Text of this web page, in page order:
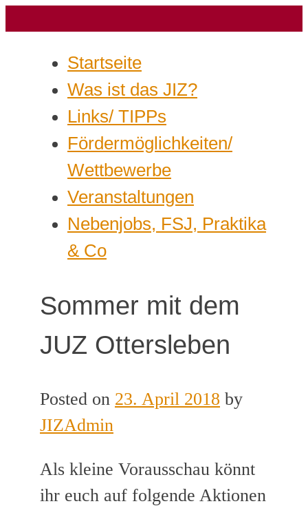
Startseite
Was ist das JIZ?
Links/ TIPPs
Fördermöglichkeiten/
Wettbewerbe
Veranstaltungen
Nebenjobs, FSJ, Praktika
& Co
Sommer mit dem
JUZ Ottersleben
Posted on 23. April 2018 by
JIZAdmin
Als kleine Vorausschau könnt
ihr euch auf folgende Aktionen